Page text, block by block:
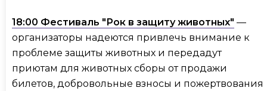
18:00 Фестиваль "Рок в защиту животных" —
организаторы надеются привлечь внимание к
проблеме защиты животных и передадут
приютам для животных сборы от продажи
билетов, добровольные взносы и пожертвования